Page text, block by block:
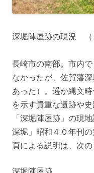
深堀陣屋跡の現況
長崎市の南部。市内
なかったが、佐賀藩
あった）。遥か縄文
を示す貴重な遺跡や
「深堀陣屋跡」の現
深堀」昭和４０年刊
頁による説明は、次の